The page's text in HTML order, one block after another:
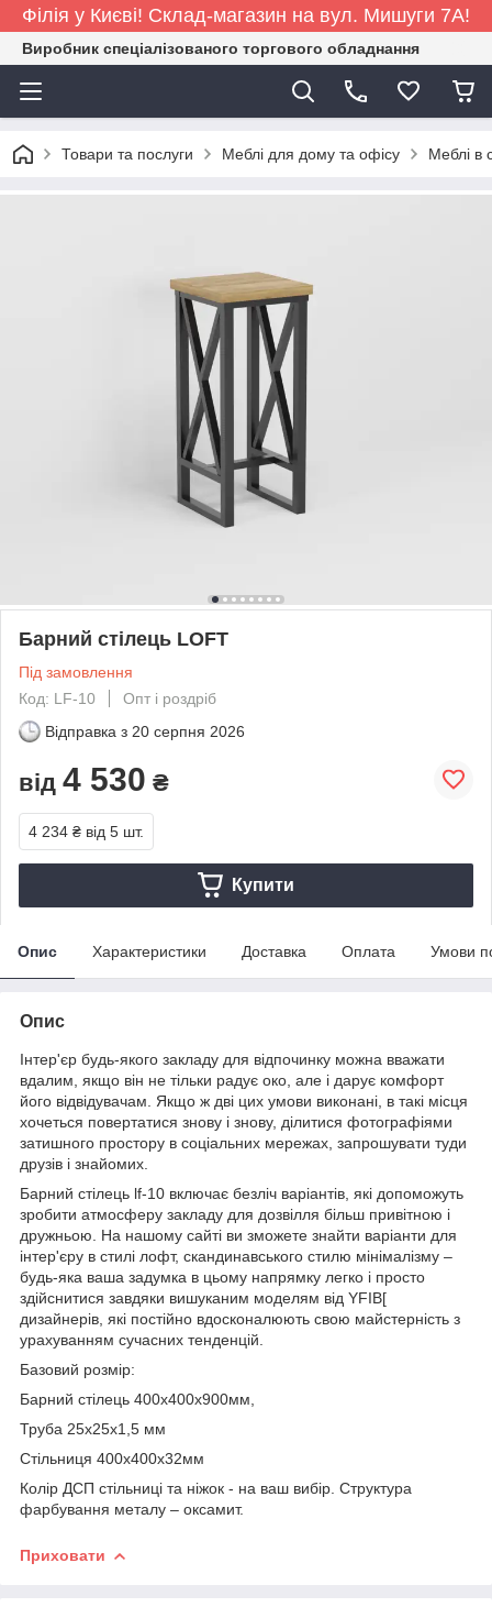
Філія у Києві! Склад-магазин на вул. Мишуги 7А!
Виробник спеціалізованого торгового обладнання
Товари та послуги Меблі для дому та офісу Меблі в
Барний стілець LOFT
Під замовлення
Код: LF-10
Опт і роздріб
Відправка з 20 серпня 2026
від 4 530 ₴
4 234 ₴ від 5 шт.
Купити
Опис Характеристики Доставка Оплата Умови
Опис
Інтер'єр будь-якого закладу для відпочинку можна вважати
вдалим, якщо він не тільки радує око, але і дарує комфорт
його відвідувачам. Якщо ж дві цих умови виконані, в такі місця
хочеться повертатися знову і знову, ділитися фотографіями
затишного простору в соціальних мережах, запрошувати туди
друзів і знайомих.
Барний стілець lf-10 включає безліч варіантів, які допоможуть
зробити атмосферу закладу для дозвілля більш привітною і
дружньою. На нашому сайті ви зможете знайти варіанти для
інтер'єру в стилі лофт, скандинавського стилю мінімалізму –
будь-яка ваша задумка в цьому напрямку легко і просто
здійснитися завдяки вишуканим моделям від YFIB[
дизайнерів, які постійно вдосконалюють свою майстерність з
урахуванням сучасних тенденцій.
Базовий розмір:
Барний стілець 400х400х900мм,
Труба 25х25х1,5 мм
Стільниця 400х400х32мм
Колір ДСП стільниці та ніжок - на ваш вибір. Структура
фарбування металу – оксамит.
Приховати